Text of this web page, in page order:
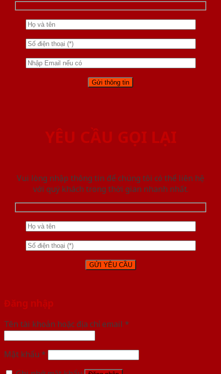
YÊU CẦU GỌI LẠI
Vui lòng nhập thông tin để chúng tôi có thể liên hệ
với quý khách trong thời gian nhanh nhất.
Đăng nhập
Tên tài khoản hoặc địa chỉ email *
Mật khẩu *